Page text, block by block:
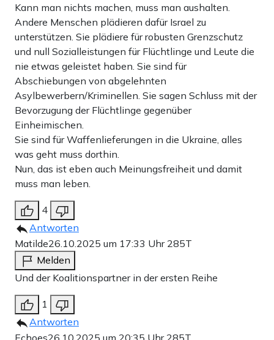
Kann man nichts machen, muss man aushalten.
Andere Menschen plädieren dafür Israel zu
unterstützen. Sie plädiere für robusten Grenzschutz
und null Sozialleistungen für Flüchtlinge und Leute die
nie etwas geleistet haben. Sie sind für
Abschiebungen von abgelehnten
Asylbewerbern/Kriminellen. Sie sagen Schluss mit der
Bevorzugung der Flüchtlinge gegenüber
Einheimischen.
Sie sind für Waffenlieferungen in die Ukraine, alles
was geht muss dorthin.
Nun, das ist eben auch Meinungsfreiheit und damit
muss man leben.
4
Antworten
Matilde26.10.2025 um 17:33 Uhr 285T
Melden
Und der Koalitionspartner in der ersten Reihe
1
Antworten
Echoes26.10.2025 um 20:35 Uhr 285T